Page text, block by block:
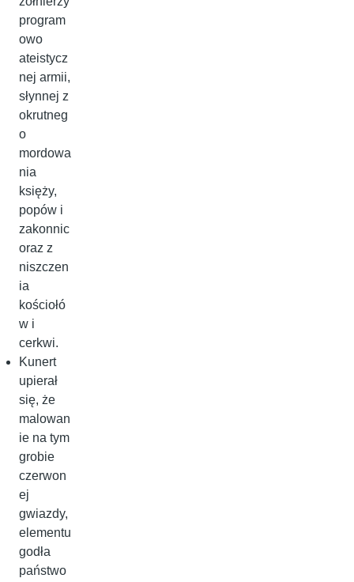
program
owo
ateistycz
nej armii,
słynnej z
okrutneg
o
mordowa
nia
księży,
popów i
zakonnic
oraz z
niszczen
ia
kościołó
w i
cerkwi.
Kunert
upierał
się, że
malowan
ie na tym
grobie
czerwon
ej
gwiazdy,
elementu
godła
państwo